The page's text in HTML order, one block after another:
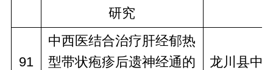
研究
91
中西医结合治疗肝经郁热
型带状疱疹后遗神经通的
龙川县中